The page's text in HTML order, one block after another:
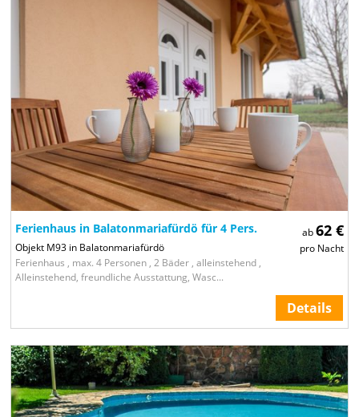
ab62 €
pro Nacht
Ferienhaus in Balatonmariafürdö für 4 Pers.
Objekt M93 in Balatonmariafürdö
Ferienhaus , max. 4 Personen , 2 Bäder , alleinstehend ,
Alleinstehend, freundliche Ausstattung, Wasc...
Details